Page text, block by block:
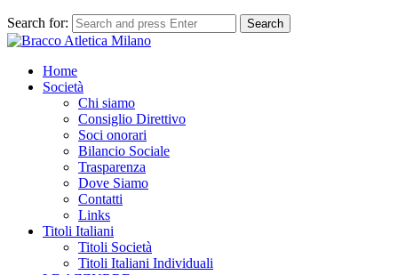
Search for: Search
Home
Società
Chi siamo
Consiglio Direttivo
Soci onorari
Bilancio Sociale
Trasparenza
Dove Siamo
Contatti
Links
Titoli Italiani
Titoli Società
Titoli Italiani Individuali